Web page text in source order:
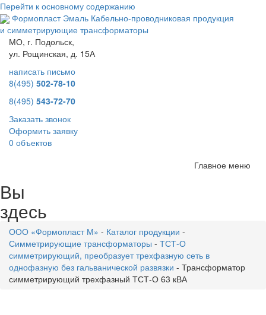
Перейти к основному содержанию
Формопласт Эмаль Кабельно-проводниковая продукция
и симметрирующие трансформаторы
МО, г. Подольск,
ул. Рощинская, д. 15А
написать письмо
8(495) 502-78-10
8(495) 543-72-70
Заказать звонок
Оформить заявку
0 объектов
Главное меню
Вы
здесь
ООО «Формопласт М» - Каталог продукции -
Симметрирующие трансформаторы - ТСТ-О
симметрирующий, преобразует трехфазную сеть в
однофазную без гальванической развязки - Трансформатор
симметрирующий трехфазный ТСТ-О 63 кВА